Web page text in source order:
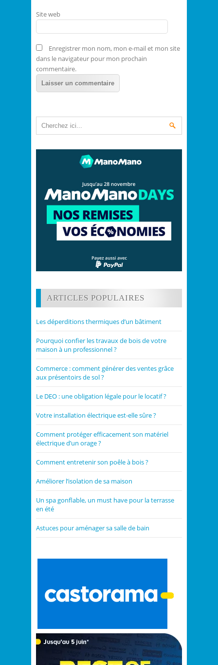
Site web
Enregistrer mon nom, mon e-mail et mon site
dans le navigateur pour mon prochain
commentaire.
ARTICLES POPULAIRES
Les déperditions thermiques d’un bâtiment
Pourquoi confier les travaux de bois de votre
maison à un professionnel ?
Commerce : comment générer des ventes grâce
aux présentoirs de sol ?
Le DEO : une obligation légale pour le locatif ?
Votre installation électrique est-elle sûre ?
Comment protéger efficacement son matériel
électrique d’un orage ?
Comment entretenir son poêle à bois ?
Améliorer l’isolation de sa maison
Un spa gonflable, un must have pour la terrasse
en été
Astuces pour aménager sa salle de bain